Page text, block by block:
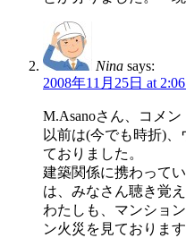
Nina says:
2008年11月25日 at
M.Asanoさん、コメン
以前は(今でも時折)
ておりました。
建築関係に携わって
は、みなさん聴き覚
わたしも、マンショ
ン火災を見ておりま